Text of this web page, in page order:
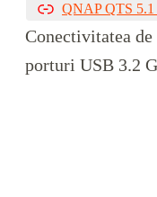
QNAP QTS 5.1
Conectivitatea
porturi USB 3.2